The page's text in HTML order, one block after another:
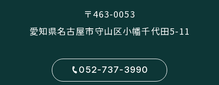
〒463-0053
愛知県名古屋市守山区小幡千代田5-11
052-737-3990